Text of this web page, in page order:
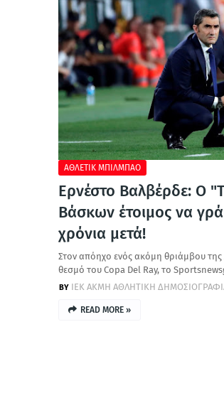
ΑΘΛΕΤΙΚ ΜΠΙΛΜΠΑΟ
Ερνέστο Βαλβέρδε: Ο
Βάσκων έτοιμος να
χρόνια μετά!
Στον απόηχο ενός ακόμη θριάμβου της
θεσμό του Copa Del Ray, το
ΙΕΚ ΑΚΜΗ ΑΘΛΗΤΙΚΗ
READ MORE »